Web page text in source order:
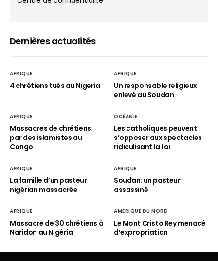
Dernières actualités
AFRIQUE
4 chrétiens tués au Nigeria
AFRIQUE
Un responsable religieux
enlevé au Soudan
AFRIQUE
Massacres de chrétiens
par des islamistes au
Congo
OCÉANIE
Les catholiques peuvent
s’opposer aux spectacles
ridiculisant la foi
AFRIQUE
La famille d’un pasteur
nigérian massacrée
AFRIQUE
Soudan: un pasteur
assassiné
AFRIQUE
Massacre de 30 chrétiens à
Naridon au Nigéria
AMÉRIQUE DU NORD
Le Mont Cristo Rey menacé
d’expropriation